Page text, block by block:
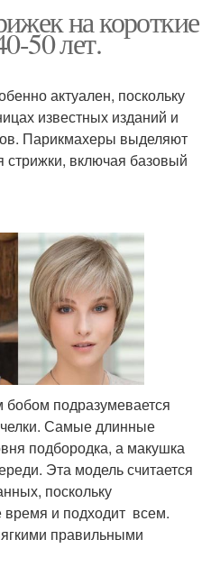
на короткие
50 лет.
актуален, поскольку
известных изданий и
Парикмахеры выделяют
стрижки, включая базовый
бобом подразумевается
Самые длинные
подбородка, а макушка
Эта модель считается
поскольку
и подходит всем.
правильными